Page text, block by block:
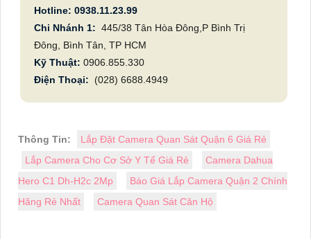
Hotline: 0938.11.23.99
Chi Nhánh 1: 445/38 Tân Hòa Đông,P Bình Trị
Đông, Bình Tân, TP HCM
Kỹ Thuật: 0906.855.330
Điện Thoại:
(028) 6688.4949
Thông Tin:
Lắp Đặt Camera Quan Sát Quận 6 Giá Rẻ
Lắp Camera Cho Cơ Sở Y Tế Giá Rẻ
Camera Dahua
Hero C1 Dh-H2c 2Mp
Báo Giá Lắp Camera Quận 2 Chính
Hãng Rẻ Nhất
Camera Quan Sát Căn Hộ